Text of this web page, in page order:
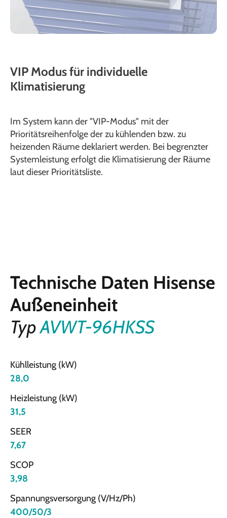
VIP Modus für individuelle
Klimatisierung
Im System kann der "VIP-Modus" mit der
Prioritätsreihenfolge der zu kühlenden bzw. zu
heizenden Räume deklariert werden. Bei begrenzter
Systemleistung erfolgt die Klimatisierung der Räume
laut dieser Prioritätsliste.
Technische Daten Hisense
Außeneinheit
TypAVWT-96HKSS
Kühlleistung (kW)
28,0
Heizleistung (kW)
31,5
SEER
7,67
SCOP
3,98
Spannungsversorgung (V/Hz/Ph)
400/50/3